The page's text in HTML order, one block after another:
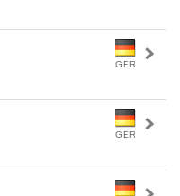
GER
GER